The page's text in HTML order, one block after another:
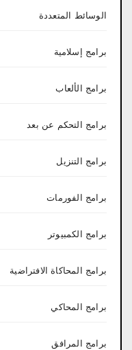
الوسائط المتعددة
برامج إسلامية
برامج الألعاب
برامج التحكم عن بعد
برامج التنزيل
برامج الفورمات
برامج الكمبيوتر
برامج المحاكاة الافتراضية
برامج المحاكي
برامج المرافق